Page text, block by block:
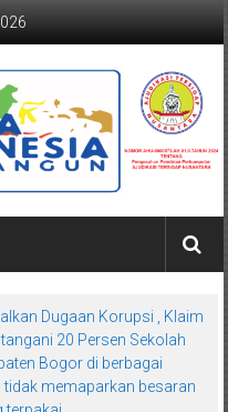
Dugaan Korupsi , Klaim
20 Persen Sekolah
Bogor di berbagai
tidak memaparkan besaran